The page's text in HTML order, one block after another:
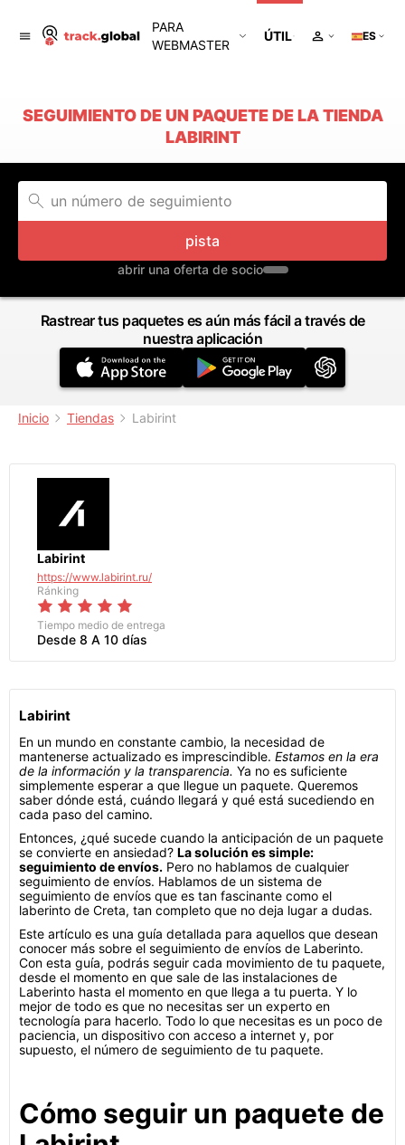
PARA
WEBMASTER
ÚTIL ES
SEGUIMIENTO DE UN PAQUETE DE LA TIENDA
LABIRINT
pista
abrir una oferta de socio
Rastrear tus paquetes es aún más fácil a través de
nuestra aplicación
Inicio Tiendas Labirint
Labirint
https://www.labirint.ru/
Ránking
Tiempo medio de entrega
Desde 8 A 10 días
Labirint
En un mundo en constante cambio, la necesidad de
mantenerse actualizado es imprescindible. Estamos en la era
de la información y la transparencia. Ya no es suficiente
simplemente esperar a que llegue un paquete. Queremos
saber dónde está, cuándo llegará y qué está sucediendo en
cada paso del camino.
Entonces, ¿qué sucede cuando la anticipación de un paquete
se convierte en ansiedad? La solución es simple:
seguimiento de envíos. Pero no hablamos de cualquier
seguimiento de envíos. Hablamos de un sistema de
seguimiento de envíos que es tan fascinante como el
laberinto de Creta, tan completo que no deja lugar a dudas.
Este artículo es una guía detallada para aquellos que desean
conocer más sobre el seguimiento de envíos de Laberinto.
Con esta guía, podrás seguir cada movimiento de tu paquete,
desde el momento en que sale de las instalaciones de
Laberinto hasta el momento en que llega a tu puerta. Y lo
mejor de todo es que no necesitas ser un experto en
tecnología para hacerlo. Todo lo que necesitas es un poco de
paciencia, un dispositivo con acceso a internet y, por
supuesto, el número de seguimiento de tu paquete.
Cómo seguir un paquete de